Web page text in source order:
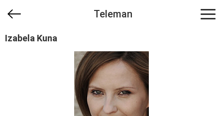
Teleman
Izabela Kuna